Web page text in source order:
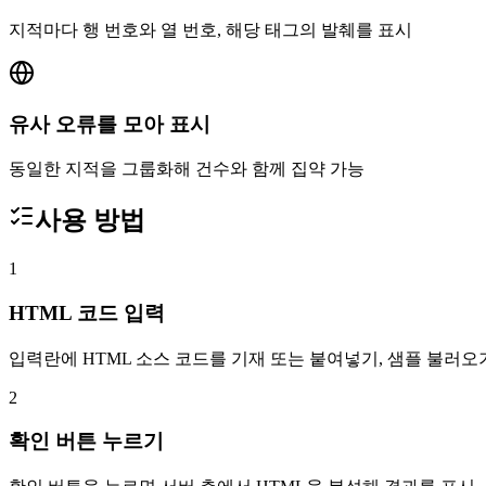
지적마다 행 번호와 열 번호, 해당 태그의 발췌를 표시
유사 오류를 모아 표시
동일한 지적을 그룹화해 건수와 함께 집약 가능
사용 방법
1
HTML 코드 입력
입력란에 HTML 소스 코드를 기재 또는 붙여넣기, 샘플 불러오
2
확인 버튼 누르기